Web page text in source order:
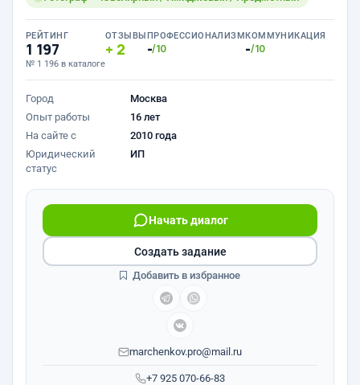
РЕЙТИНГ
1 197
№ 1 196 в каталоге
ОТЗЫВЫ
2
ПРОФЕССИОНАЛИЗМ
-/10
КОММУНИКАЦИЯ
-/10
Город
Москва
Опыт работы
16 лет
На сайте с
2010 года
Юридический
статус
ИП
+7 925 070-66-83
Начать диалог
marchenkov.pro@mail.ru
Создать задание
Добавить в избранное